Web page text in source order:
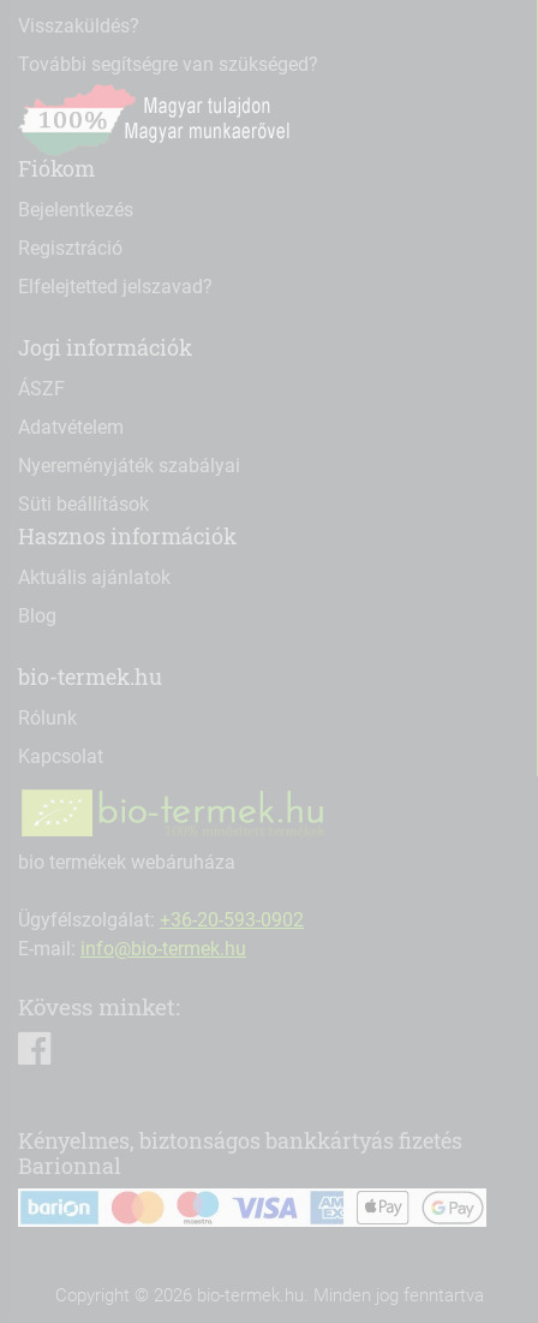
Visszaküldés?
További segítségre van szükséged?
Fiókom
Bejelentkezés
Regisztráció
Elfelejtetted jelszavad?
Jogi információk
ÁSZF
Adatvételem
Nyereményjáték szabályai
Süti beállítások
Hasznos információk
Aktuális ajánlatok
Blog
bio-termek.hu
Rólunk
Kapcsolat
bio termékek webáruháza
Ügyfélszolgálat: +36-20-593-0902
E-mail: info@bio-termek.hu
Kövess minket:
Kényelmes, biztonságos bankkártyás fizetés
Barionnal
Copyright © 2026 bio-termek.hu. Minden jog fenntartva